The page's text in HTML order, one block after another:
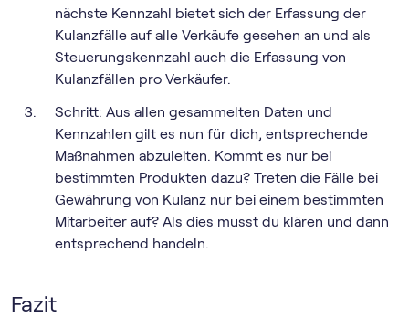
nächste Kennzahl bietet sich der Erfassung der
Kulanzfälle auf alle Verkäufe gesehen an und als
Steuerungskennzahl auch die Erfassung von
Kulanzfällen pro Verkäufer.
Schritt: Aus allen gesammelten Daten und
Kennzahlen gilt es nun für dich, entsprechende
Maßnahmen abzuleiten. Kommt es nur bei
bestimmten Produkten dazu? Treten die Fälle bei
Gewährung von Kulanz nur bei einem bestimmten
Mitarbeiter auf? Als dies musst du klären und dann
entsprechend handeln.
Fazit